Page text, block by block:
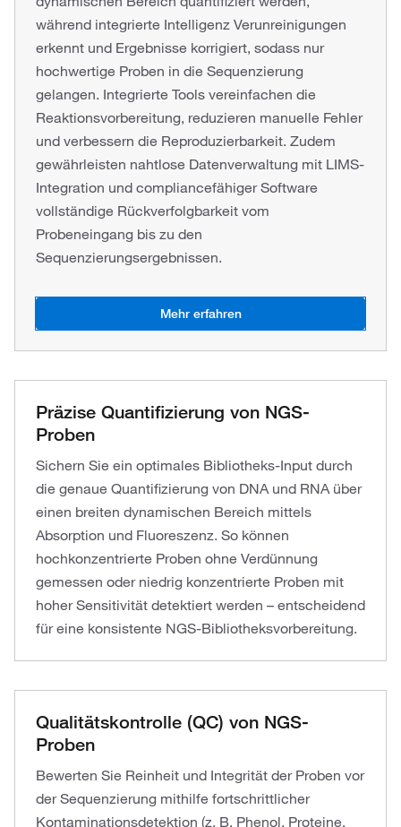
während integrierte Intelligenz Verunreinigungen
erkennt und Ergebnisse korrigiert, sodass nur
hochwertige Proben in die Sequenzierung
gelangen. Integrierte Tools vereinfachen die
Reaktionsvorbereitung, reduzieren manuelle Fehler
und verbessern die Reproduzierbarkeit. Zudem
gewährleisten nahtlose Datenverwaltung mit LIMS-
Integration und compliancefähiger Software
vollständige Rückverfolgbarkeit vom
Probeneingang bis zu den
Sequenzierungsergebnissen.
Mehr erfahren
Präzise Quantifizierung von NGS-
Proben
Sichern Sie ein optimales Bibliotheks-Input durch
die genaue Quantifizierung von DNA und RNA über
einen breiten dynamischen Bereich mittels
Absorption und Fluoreszenz. So können
hochkonzentrierte Proben ohne Verdünnung
gemessen oder niedrig konzentrierte Proben mit
hoher Sensitivität detektiert werden – entscheidend
für eine konsistente NGS-Bibliotheksvorbereitung.
Qualitätskontrolle (QC) von NGS-
Proben
Bewerten Sie Reinheit und Integrität der Proben vor
der Sequenzierung mithilfe fortschrittlicher
Kontaminationsdetektion (z. B. Phenol, Proteine,